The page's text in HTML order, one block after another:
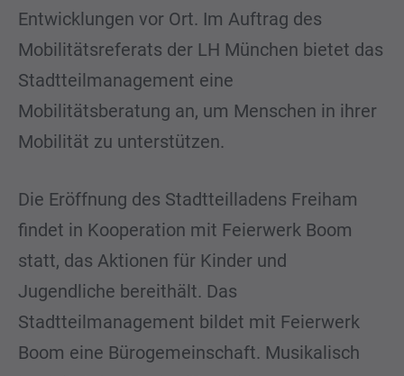
Entwicklungen vor Ort. Im Auftrag des
Mobilitätsreferats der LH München bietet das
Stadtteilmanagement eine
Mobilitätsberatung an, um Menschen in ihrer
Mobilität zu unterstützen.
Die Eröffnung des Stadtteilladens Freiham
findet in Kooperation mit Feierwerk Boom
statt, das Aktionen für Kinder und
Jugendliche bereithält. Das
Stadtteilmanagement bildet mit Feierwerk
Boom eine Bürogemeinschaft. Musikalisch